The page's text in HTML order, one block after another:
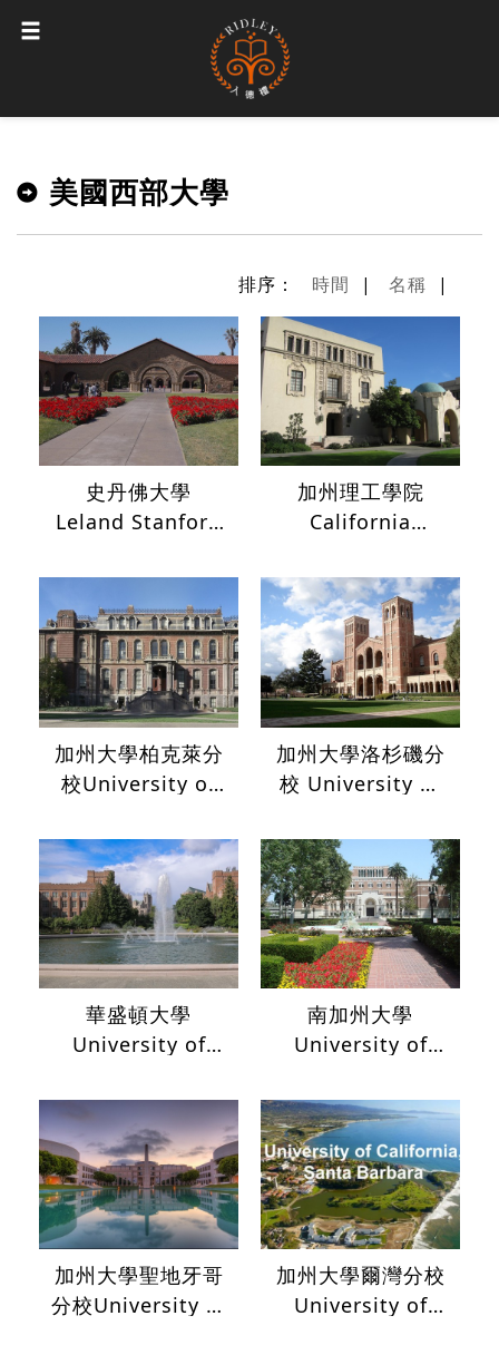
美國西部大學
排序： 時間 | 名稱 |
史丹佛大學
Leland Stanford
加州理工學院
California
Technology
加州大學柏克萊分
校University of
Berkeley
加州大學洛杉磯分
校 University of
Angeles
華盛頓大學
University of
南加州大學
University of
California
加州大學聖地牙哥
分校University of
加州大學爾灣分校
University of